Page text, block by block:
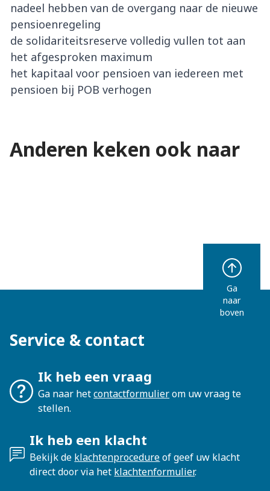
nadeel hebben van de overgang naar de nieuwe
pensioenregeling
de solidariteitsreserve volledig vullen tot aan
het afgesproken maximum
het kapitaal voor pensioen van iedereen met
pensioen bij POB verhogen
Anderen keken ook naar
Hoe werkt de compensatie?
regeling
uw pensioen
Ga
naar
boven
Service & contact
Ik heb een vraag
Ga naar hetcontactformulierom uw vraag te
stellen.
Ik heb een klacht
Bekijk de klachtenprocedureof geef uw klacht
direct door via het klachtenformulier.